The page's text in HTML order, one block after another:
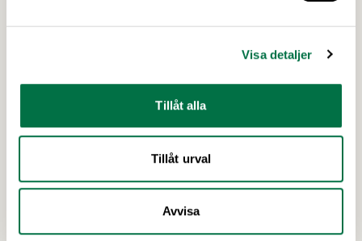
Visa detaljer
Tillåt alla
Tillåt urval
Avvisa
Låg lönsamhet, eftersatt infrastruktur, otydlig
ansvarsfördelning, avsaknad av beredskapsavtal
och osäkra handelsvägar hotar Sveriges förmåga
att försörja befolkningen med mat vid kris och
krig. Det visar en ny beredskapsrapport från
Livsmedelsföretagen som också konstaterar att
tid när produktionen måste öka för att stärka
beredskapen.